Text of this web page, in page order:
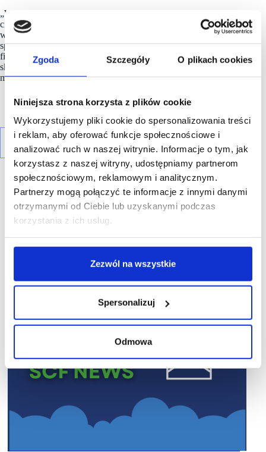
Zgoda Szczegóły O plikach cookies
Niniejsza strona korzysta z plików cookie
Wykorzystujemy pliki cookie do spersonalizowania treści
i reklam, aby oferować funkcje społecznościowe i
analizować ruch w naszej witrynie. Informacje o tym, jak
korzystasz z naszej witryny, udostępniamy partnerom
społecznościowym, reklamowym i analitycznym.
Partnerzy mogą połączyć te informacje z innymi danymi
otrzymanymi od Ciebie lub uzyskanymi podczas
korzystania z ich usług.
Zezwól na wszystkie
Spersonalizuj
Odmowa
„Walter Herz znajduje się w kluczowym momencie rozwoju,
cieszę się że mam okazję zaangażować się w pracę
w tak dynamicznym zespole. Moim priorytetem jest budowa
spójnego, efektywnego modelu operacyjnego, który pozwoli
firmie skalować działalność, zwiększać rentowność i jeszcze
skuteczniej odpowiadać na dzisiejsze potrzeby klientów” –
mówi Piotr Aftewicz, Managing Director wWalter Herz.